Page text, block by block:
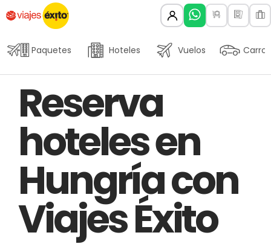
Paquetes Hoteles Vuelos Carros
IN:
Reserva
hoteles en
Hungría con
Viajes Éxito
on: